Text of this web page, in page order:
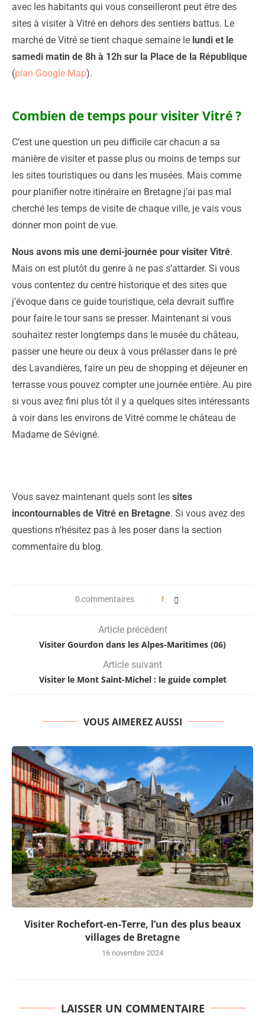
avec les habitants qui vous conseilleront peut être des
sites à visiter à Vitré en dehors des sentiers battus. Le
marché de Vitré se tient chaque semaine le lundi et le
samedi matin de 8h à 12h sur la Place de la République
(plan Google Map).
Combien de temps pour visiter Vitré ?
C’est une question un peu difficile car chacun a sa
manière de visiter et passe plus ou moins de temps sur
les sites touristiques ou dans les musées. Mais comme
pour planifier notre itinéraire en Bretagne j’ai pas mal
cherché les temps de visite de chaque ville, je vais vous
donner mon point de vue.
Nous avons mis une demi-journée pour visiter Vitré.
Mais on est plutôt du genre à ne pas s’attarder. Si vous
vous contentez du centre historique et des sites que
j’évoque dans ce guide touristique, cela devrait suffire
pour faire le tour sans se presser. Maintenant si vous
souhaitez rester longtemps dans le musée du château,
passer une heure ou deux à vous prélasser dans le pré
des Lavandières, faire un peu de shopping et déjeuner en
terrasse vous pouvez compter une journée entière. Au pire
si vous avez fini plus tôt il y a quelques sites intéressants
à voir dans les environs de Vitré comme le château de
Madame de Sévigné.
Vous savez maintenant quels sont les sites
incontournables de Vitré en Bretagne. Si vous avez des
questions n’hésitez pas à les poser dans la section
commentaire du blog.
0 commentaires 1
Article précédent
Visiter Gourdon dans les Alpes-Maritimes (06)
Article suivant
Visiter le Mont Saint-Michel : le guide complet
VOUS AIMEREZ AUSSI
Visiter Rochefort-en-Terre, l’un des plus beaux
villages de Bretagne
16 novembre 2024
LAISSER UN COMMENTAIRE